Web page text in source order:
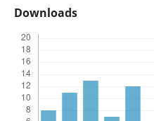
Downloads